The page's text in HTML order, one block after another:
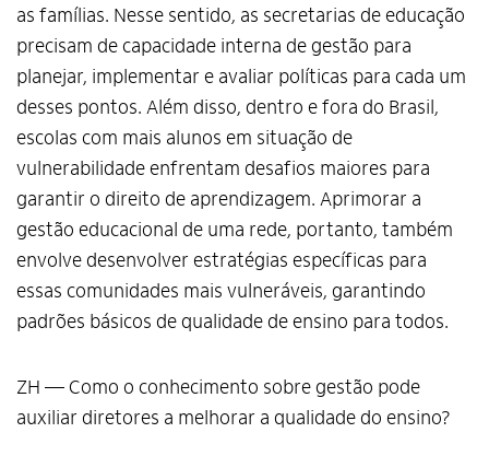
as famílias. Nesse sentido, as secretarias de educação
precisam de capacidade interna de gestão para
planejar, implementar e avaliar políticas para cada um
desses pontos. Além disso, dentro e fora do Brasil,
escolas com mais alunos em situação de
vulnerabilidade enfrentam desafios maiores para
garantir o direito de aprendizagem. Aprimorar a
gestão educacional de uma rede, portanto, também
envolve desenvolver estratégias específicas para
essas comunidades mais vulneráveis, garantindo
padrões básicos de qualidade de ensino para todos.
ZH — Como o conhecimento sobre gestão pode
auxiliar diretores a melhorar a qualidade do ensino?